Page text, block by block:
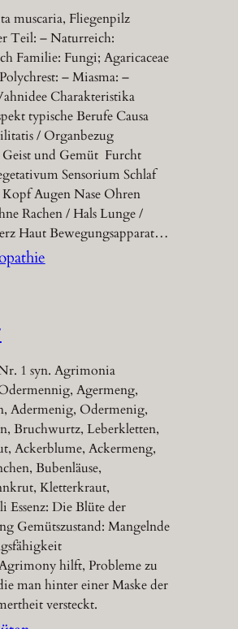
muscaria, Fliegenpilz
Teil: – Naturreich:
Familie: Fungi; Agaricaceae
– Miasma: –
Charakteristika
typische Berufe Causa
/ Organbezug
und Gemüt Furcht
Sensorium Schlaf
Kopf Augen Nase Ohren
Rachen / Hals Lunge /
Haut Bewegungsapparat…
1 syn. Agrimonia
Agermeng,
Adermenig, Odermenig,
Bruchwurtz, Leberkletten,
Ackerblume, Ackermeng,
Bubenläuse,
Kletterkraut,
Essenz: Die Blüte der
Gemütszustand: Mangelnde
hilft, Probleme zu
man hinter einer Maske der
versteckt.